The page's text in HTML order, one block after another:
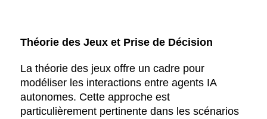
Théorie des Jeux et Prise de Décision
La théorie des jeux offre un cadre pour
modéliser les interactions entre agents IA
autonomes. Cette approche est
particulièrement pertinente dans les scénarios